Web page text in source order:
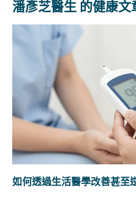
潘彥芝醫生 的健康文
如何透過生活醫學改善甚至